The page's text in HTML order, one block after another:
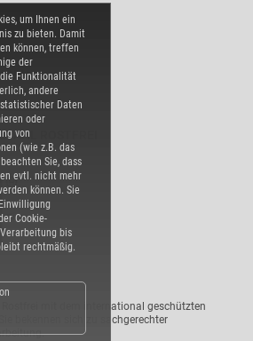
um Ihnen ein
zu bieten. Damit
können, treffen
der
Funktionalität
andere
Daten
oder
von
(wie z.B. das
Sie, dass
evtl. nicht mehr
können. Sie
Cookie-
bis
rechtmäßig.
ROSTFREI
Rostfrei mit dem international geschützten
bekennen sich zu sachgerechter